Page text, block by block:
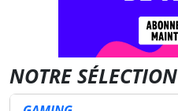
NOTRE SÉLECTION